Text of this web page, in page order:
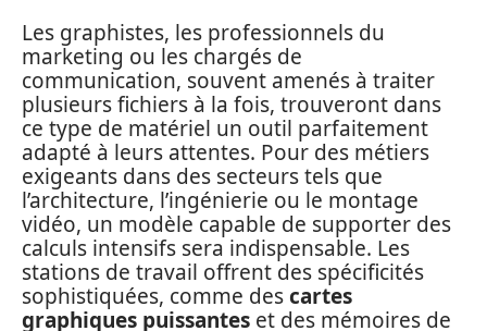
Les graphistes, les professionnels du
marketing ou les chargés de
communication, souvent amenés à traiter
plusieurs fichiers à la fois, trouveront dans
ce type de matériel un outil parfaitement
adapté à leurs attentes. Pour des métiers
exigeants dans des secteurs tels que
l’architecture, l’ingénierie ou le montage
vidéo, un modèle capable de supporter des
calculs intensifs sera indispensable. Les
stations de travail offrent des spécificités
sophistiquées, comme descartes
graphiques puissantes et des mémoires de